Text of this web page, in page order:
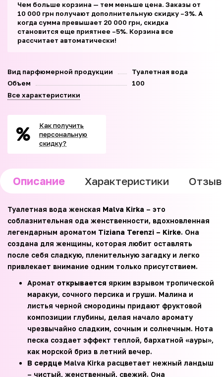
Чем больше корзина — тем меньше цена. Заказы от
10 000 грн получают дополнительную скидку –3%. А
когда сумма превышает 20 000 грн, скидка
становится еще приятнее –5%. Корзина все
рассчитает автоматически!
Вид парфюмерной продукции
Туалетная вода
Объем
100
Все характеристики
Как получить
персональную
скидку?
Описание Характеристики
Туалетная вода женская Malva Kirka – это
соблазнительная ода женственности, вдохновленная
легендарным ароматом Tiziana Terenzi – Kirke. Она
создана для женщины, которая любит оставлять
после себя сладкую, пленительную загадку и легко
привлекает внимание одним только присутствием.
Аромат открывается ярким взрывом тропической
маракуи, сочного персика и груши. Малина и
листья черной смородины придают фруктовой
композиции глубины, делая начало аромату
чрезвычайно сладким, сочным и солнечным. Нота
песка создает эффект теплой, бархатной «ауры»,
как морской бриз в летний вечер.
В сердце Malva Kirka расцветает нежный ландыш
– чистый, женственный, свежий. Она